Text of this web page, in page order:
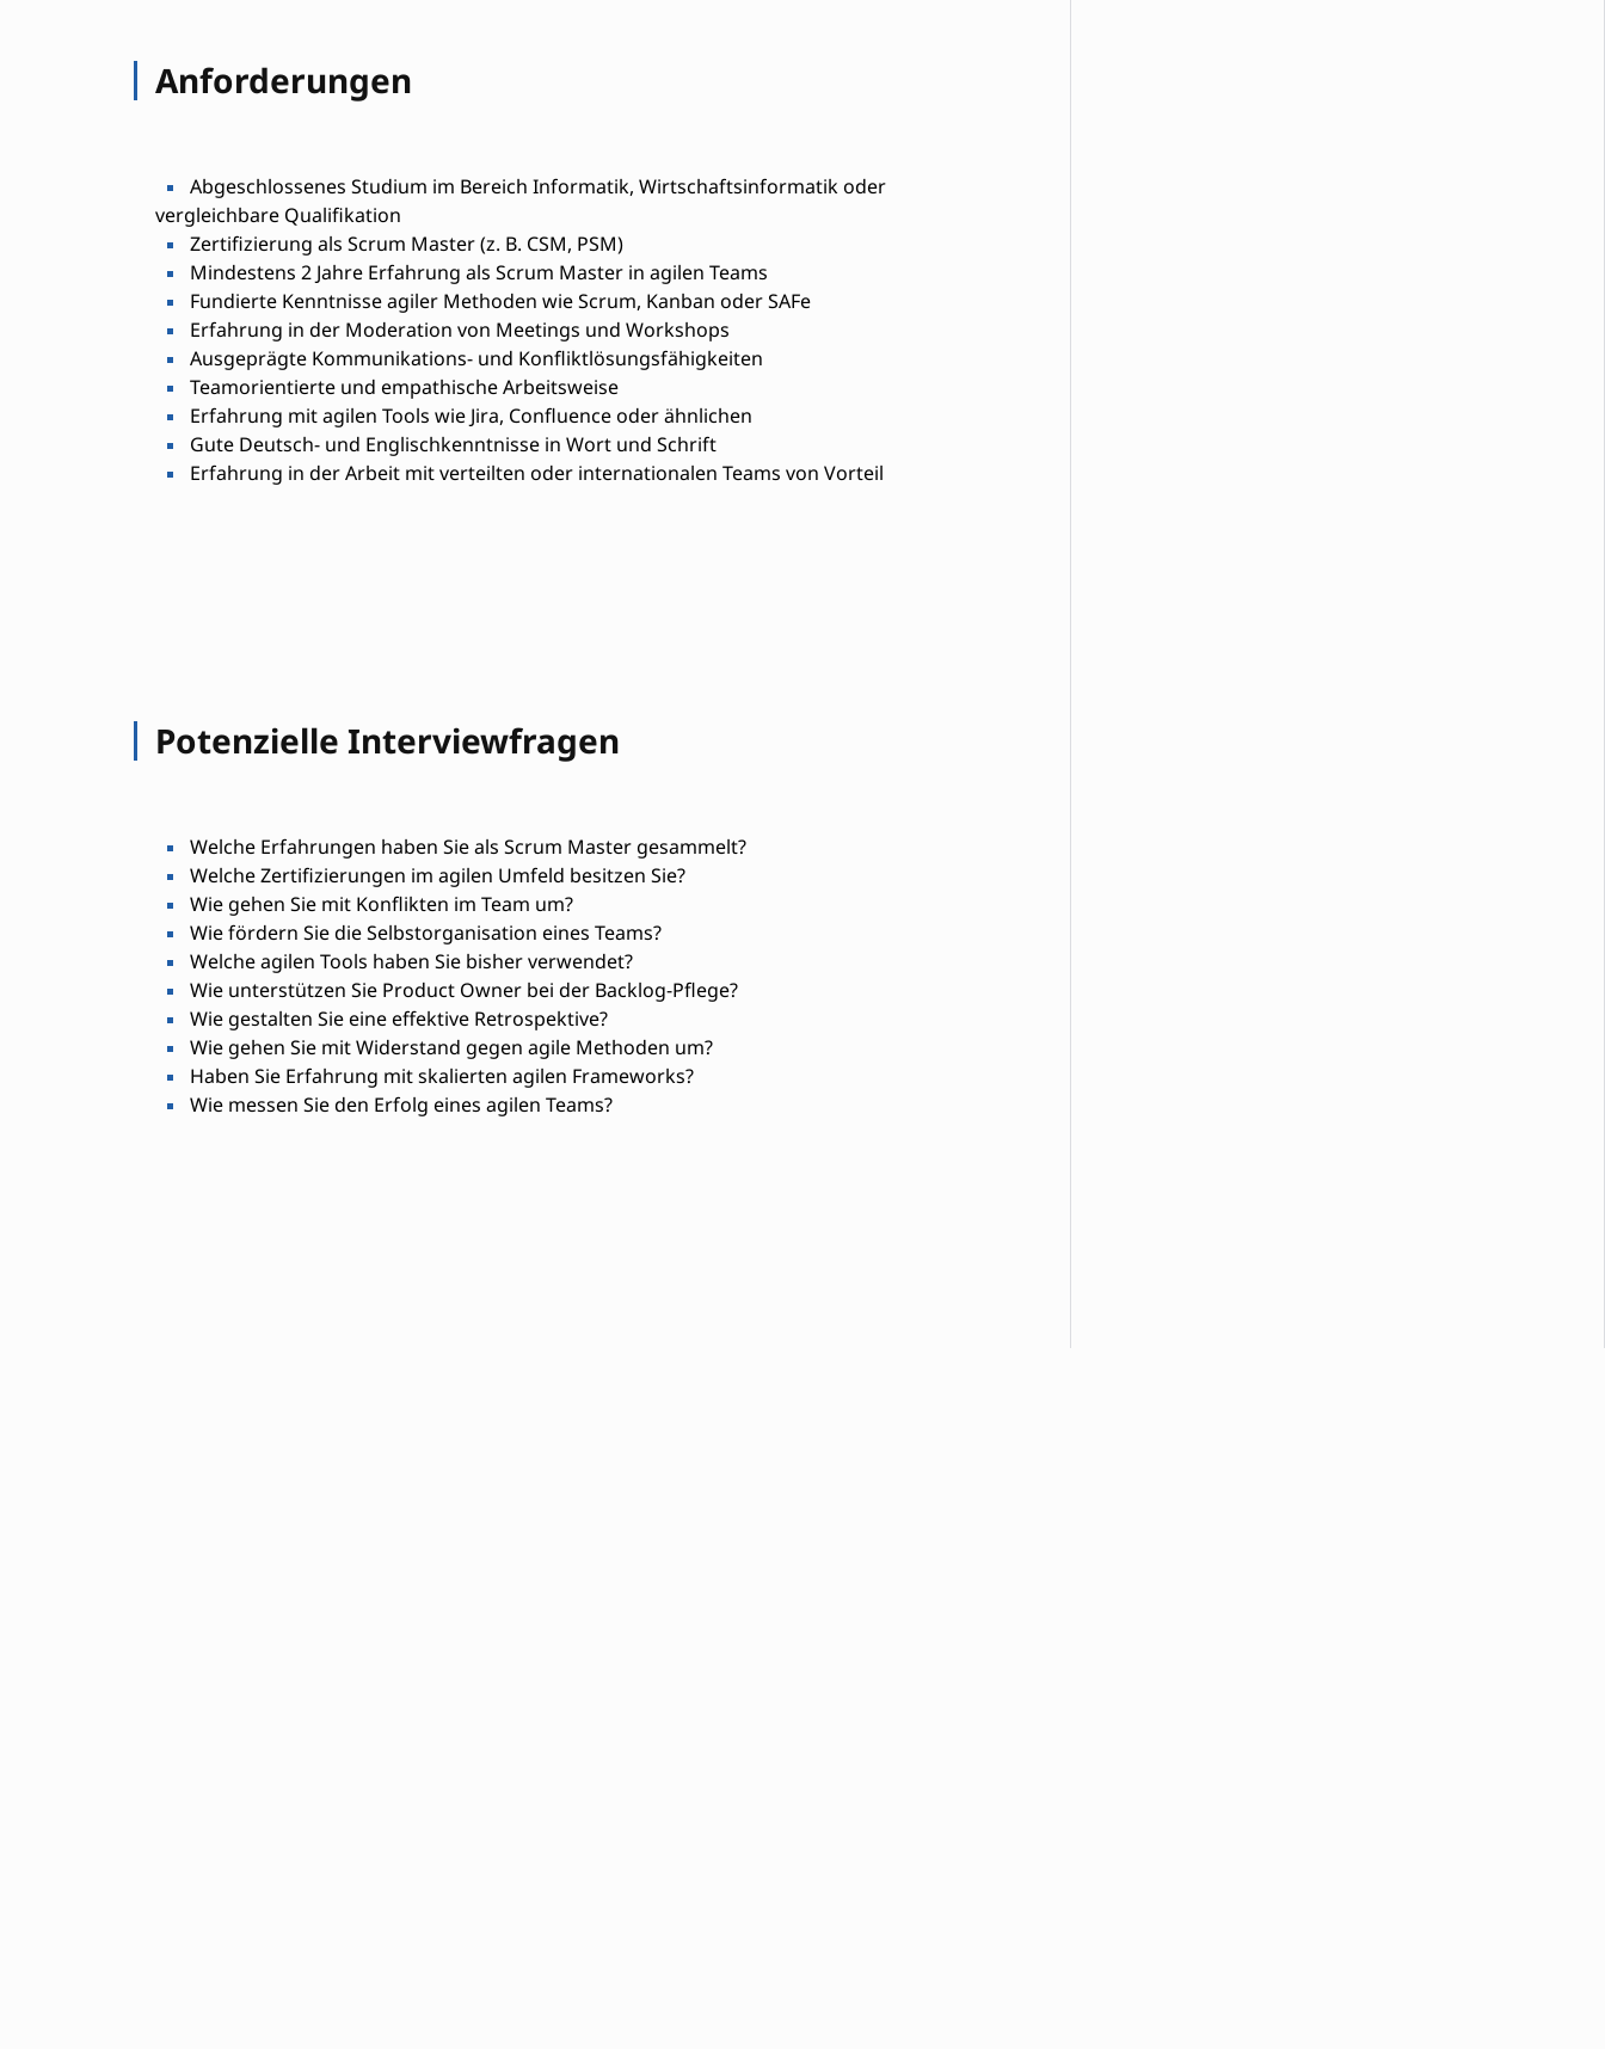
Anforderungen
Abgeschlossenes Studium im Bereich Informatik, Wirtschaftsinformatik oder
vergleichbare Qualifikation
Zertifizierung als Scrum Master (z. B. CSM, PSM)
Mindestens 2 Jahre Erfahrung als Scrum Master in agilen Teams
Fundierte Kenntnisse agiler Methoden wie Scrum, Kanban oder SAFe
Erfahrung in der Moderation von Meetings und Workshops
Ausgeprägte Kommunikations- und Konfliktlösungsfähigkeiten
Teamorientierte und empathische Arbeitsweise
Erfahrung mit agilen Tools wie Jira, Confluence oder ähnlichen
Gute Deutsch- und Englischkenntnisse in Wort und Schrift
Erfahrung in der Arbeit mit verteilten oder internationalen Teams von Vorteil
Potenzielle Interviewfragen
Welche Erfahrungen haben Sie als Scrum Master gesammelt?
Welche Zertifizierungen im agilen Umfeld besitzen Sie?
Wie gehen Sie mit Konflikten im Team um?
Wie fördern Sie die Selbstorganisation eines Teams?
Welche agilen Tools haben Sie bisher verwendet?
Wie unterstützen Sie Product Owner bei der Backlog-Pflege?
Wie gestalten Sie eine effektive Retrospektive?
Wie gehen Sie mit Widerstand gegen agile Methoden um?
Haben Sie Erfahrung mit skalierten agilen Frameworks?
Wie messen Sie den Erfolg eines agilen Teams?